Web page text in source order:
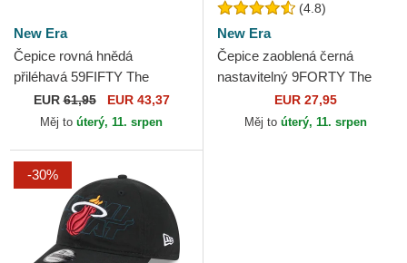
New Era
Čepice rovná hnědá
přiléhavá 59FIFTY The
Elements Fire Pin Miami
Heat NBA New Era
EUR61,95 EUR 43,37
Měj to úterý, 11. srpen
(4.8)
New Era
Čepice zaoblená černá
nastavitelný 9FORTY The
League Miami Heat NBA
New Era
EUR 27,95
Měj to úterý, 11. srpen
-30%